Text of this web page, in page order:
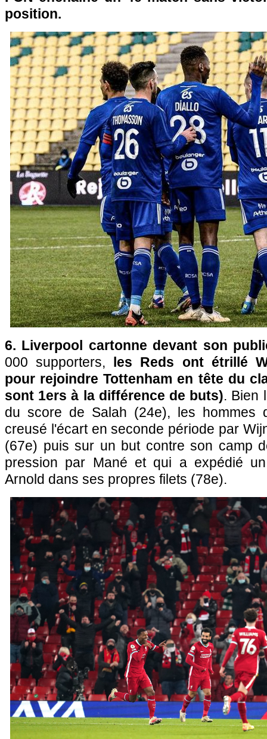
position.
6. Liverpool cartonne devant son
000 supporters, les Reds ont étrillé
pour rejoindre Tottenham en tête du
sont 1ers à la différence de buts). Bien
du score de Salah (24e), les hommes
creusé l'écart en seconde période par
(67e) puis sur un but contre son camp
pression par Mané et qui a expédié
Arnold dans ses propres filets (78e).